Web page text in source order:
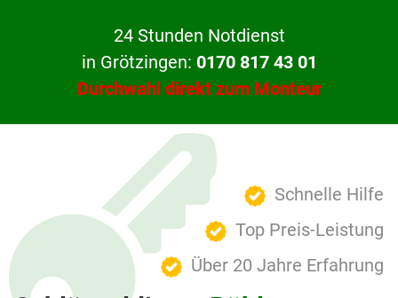
24 Stunden Notdienst
in Grötzingen: 0170 817 43 01
Durchwahl direkt zum Monteur
Schnelle Hilfe
Top Preis-Leistung
Über 20 Jahre Erfahrung